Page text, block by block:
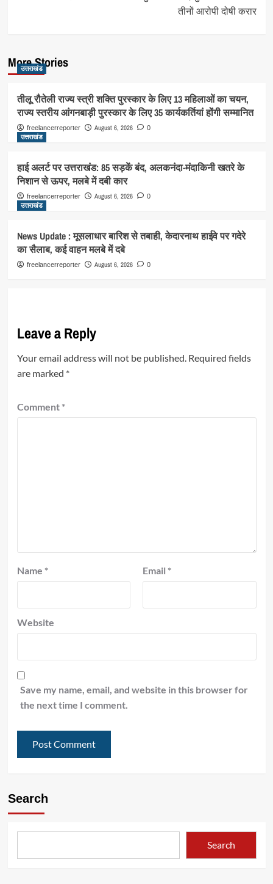
तीनों आरोपी दोषी करार
More Stories
उत्तराखंड
तीलू रौतेली राज्य स्त्री शक्ति पुरस्कार के लिए 13 महिलाओं का चयन,
राज्य स्तरीय आंगनबाड़ी पुरस्कार के लिए 35 कार्यकर्तियां होंगी सम्मानित
freelancerreporter August 6, 2026 0
उत्तराखंड
हाई अलर्ट पर उत्तराखंड: 85 सड़कें बंद, अलकनंदा-मंदाकिनी खतरे के
निशान से ऊपर, मलबे में दबी कार
freelancerreporter August 6, 2026 0
उत्तराखंड
News Update : मूसलाधार बारिश से तबाही, केदारनाथ हाईवे पर गदेरे
का सैलाब, कई वाहन मलबे में दबे
freelancerreporter August 6, 2026 0
Leave a Reply
Your email address will not be published. Required fields
are marked *
Comment *
Name * Email *
Website
Save my name, email, and website in this browser for
the next time I comment.
Search
Search